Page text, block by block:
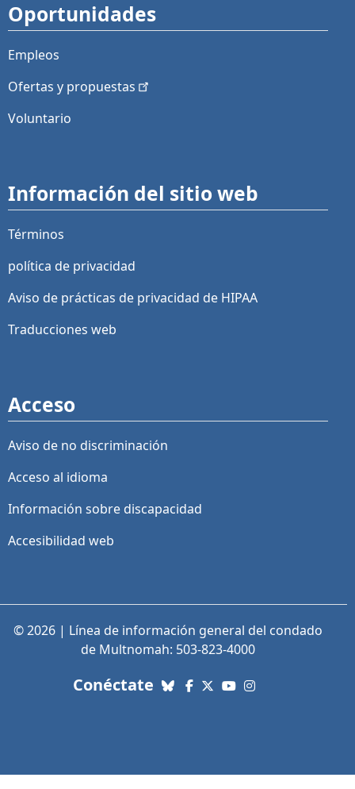
Oportunidades
Empleos
Ofertas y propuestas
Voluntario
Información del sitio web
Términos
política de privacidad
Aviso de prácticas de privacidad de HIPAA
Traducciones web
Acceso
Aviso de no discriminación
Acceso al idioma
Información sobre discapacidad
Accesibilidad web
© 2026 | Línea de información general del condado
de Multnomah: 503-823-4000
Conéctate con nosotros. Enlaces a
Bluesky
Facebook
X (Twitter)
YouTube
Instagram